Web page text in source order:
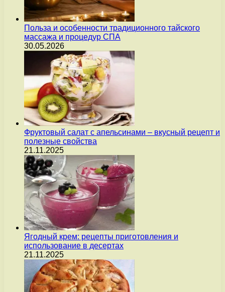
Польза и особенности традиционного тайского
массажа и процедур СПА
30.05.2026
Фруктовый салат с апельсинами – вкусный рецепт и
полезные свойства
21.11.2025
Ягодный крем: рецепты приготовления и
использование в десертах
21.11.2025